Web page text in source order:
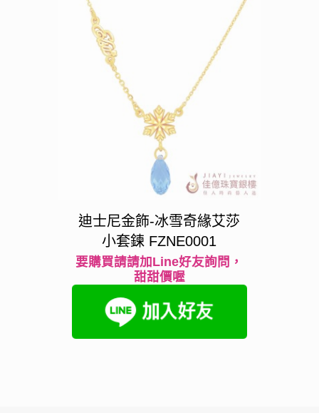
迪士尼金飾-冰雪奇緣艾莎
小套鍊 FZNE0001
要購買請請加Line好友詢問，
甜甜價喔